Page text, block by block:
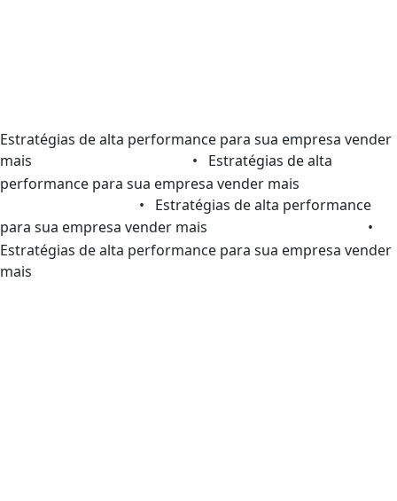
Estratégias de alta performance para sua empresa vender
mais
• Estratégias de alta
performance para sua empresa vender mais
• Estratégias de alta performance
para sua empresa vender mais
•
Estratégias de alta performance para sua empresa vender
mais